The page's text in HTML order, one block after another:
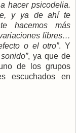
hacer psicodelia.
y ya de ahí te
hacemos más
libres…
o el otro”. Y
, ya que de
de los grupos
escuchados en